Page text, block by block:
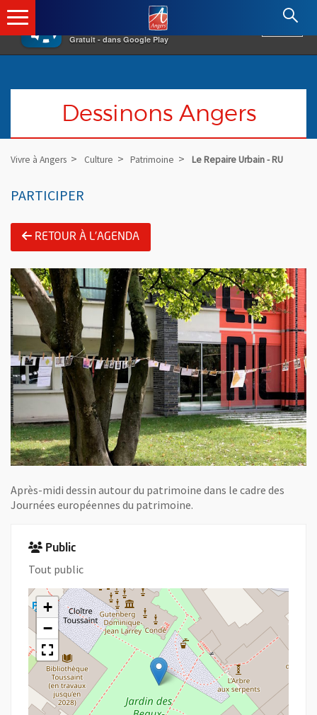
×
Gratuit - dans Google Play
Angers.fr : Retour à l'accueil
Dessinons Angers
Vivre à Angers Culture Patrimoine Le Repaire Urbain - RU
PARTICIPER
RETOUR À L'AGENDA
Après-midi dessin autour du patrimoine dans le cadre des
Journées européennes du patrimoine.
Public
Tout public
+
−